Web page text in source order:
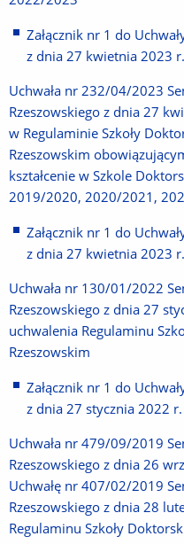
Załącznik nr 1 do
z dnia 27 kwietnia 2023 r.
Uchwała nr 232/04/2023
Rzeszowskiego z dnia 27
w Regulaminie Szkoły
Rzeszowskim
kształcenie w Szkole
2019/2020, 2020/2021,
Załącznik nr 1 do
z dnia 27 kwietnia 2023 r.
Uchwała nr 130/01/2022
Rzeszowskiego z dnia 27
uchwalenia Regulaminu
Rzeszowskim
Załącznik nr 1 do
z dnia 27 stycznia 2022 r.
Uchwała nr 479/09/2019
Rzeszowskiego z dnia 26
Uchwałę nr 407/02/2019
Rzeszowskiego z dnia 28
Regulaminu Szkoły